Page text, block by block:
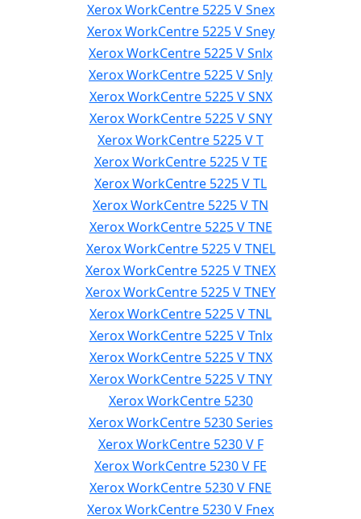
Xerox WorkCentre 5225 V Snex
Xerox WorkCentre 5225 V Sney
Xerox WorkCentre 5225 V Snlx
Xerox WorkCentre 5225 V Snly
Xerox WorkCentre 5225 V SNX
Xerox WorkCentre 5225 V SNY
Xerox WorkCentre 5225 V T
Xerox WorkCentre 5225 V TE
Xerox WorkCentre 5225 V TL
Xerox WorkCentre 5225 V TN
Xerox WorkCentre 5225 V TNE
Xerox WorkCentre 5225 V TNEL
Xerox WorkCentre 5225 V TNEX
Xerox WorkCentre 5225 V TNEY
Xerox WorkCentre 5225 V TNL
Xerox WorkCentre 5225 V Tnlx
Xerox WorkCentre 5225 V TNX
Xerox WorkCentre 5225 V TNY
Xerox WorkCentre 5230
Xerox WorkCentre 5230 Series
Xerox WorkCentre 5230 V F
Xerox WorkCentre 5230 V FE
Xerox WorkCentre 5230 V FNE
Xerox WorkCentre 5230 V Fnex